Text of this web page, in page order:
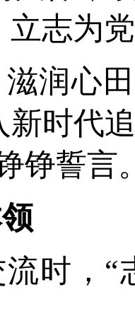
志为
润心
新时代
铮誓言
时，“